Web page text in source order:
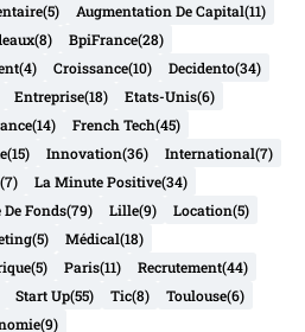
(5) Augmentation De Capital(11)
(8) BpiFrance(28)
(4) Croissance(10) Decidento(34)
Entreprise(18) Etats-Unis(6)
(14) French Tech(45)
(15) Innovation(36) International(7)
(7) La Minute Positive(34)
De Fonds(79) Lille(9) Location(5)
(5) Médical(18)
(5) Paris(11) Recrutement(44)
Start Up(55) Tic(8) Toulouse(6)
(9)